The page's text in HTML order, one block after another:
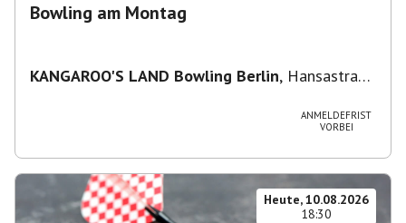
Bowling am Montag
KANGAROO'S LAND Bowling Berlin, Hansastraße
ANMELDEFRIST
VORBEI
Heute, 10.08.2026
18:30